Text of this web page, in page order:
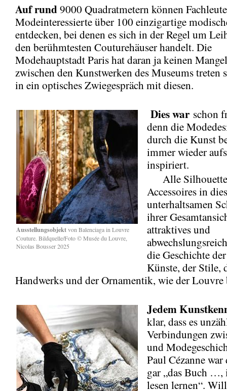
Auf rund9000 Quadratmetern können
Modeinteressierte über 100 einzigartige
entdecken, bei denen es sich in der Regel um
den berühmtesten Couturehäuser handelt. Die
Modehauptstadt Paris hat daran ja keinen
zwischen den Kunstwerken des Museums treten
in ein optisches Zwiegespräch mit diesen.
Ausstellungsobjektvon Balenciaga in Louvre
Couture. Bildquelle/Foto © Musée du Louvre,
Nicolas Bousser 2025
Dies war schon
denn die
durch die Kunst
immer wieder
inspiriert.
Alle
Accessoires in
unterhaltsamen
ihrer
attraktives und
die Geschichte
Künste, der Stile,
Handwerks und der Ornamentik, wie der Louvre
Jedem
klar, dass es
Verbindungen
und
Paul Cézanne
gar „das Buch
lesen lernen“.